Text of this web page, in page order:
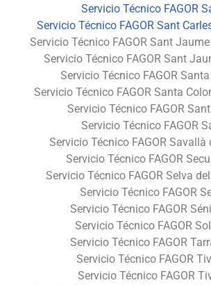
Servicio Técnico FAGOR
Servicio Técnico FAGOR Sant
Servicio Técnico FAGOR Sant
Servicio Técnico FAGOR Sant
Servicio Técnico FAGOR
Servicio Técnico FAGOR Santa
Servicio Técnico FAGOR
Servicio Técnico FAGOR
Servicio Técnico FAGOR Savallà
Servicio Técnico FAGOR
Servicio Técnico FAGOR Selva
Servicio Técnico FAGOR
Servicio Técnico FAGOR
Servicio Técnico FAGOR
Servicio Técnico FAGOR
Servicio Técnico FAGOR
Servicio Técnico FAGOR